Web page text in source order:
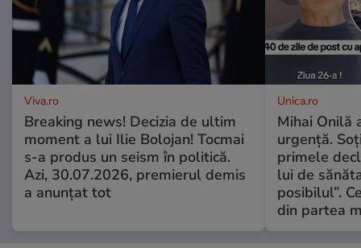
Viva.ro
Breaking news! Decizia de ultim
moment a lui Ilie Bolojan! Tocmai
s-a produs un seism în politică.
Azi, 30.07.2026, premierul demis
a anunțat tot
Unica.ro
Mihai Onilă
urgență.
primele
lui de
posibilul”.
din partea